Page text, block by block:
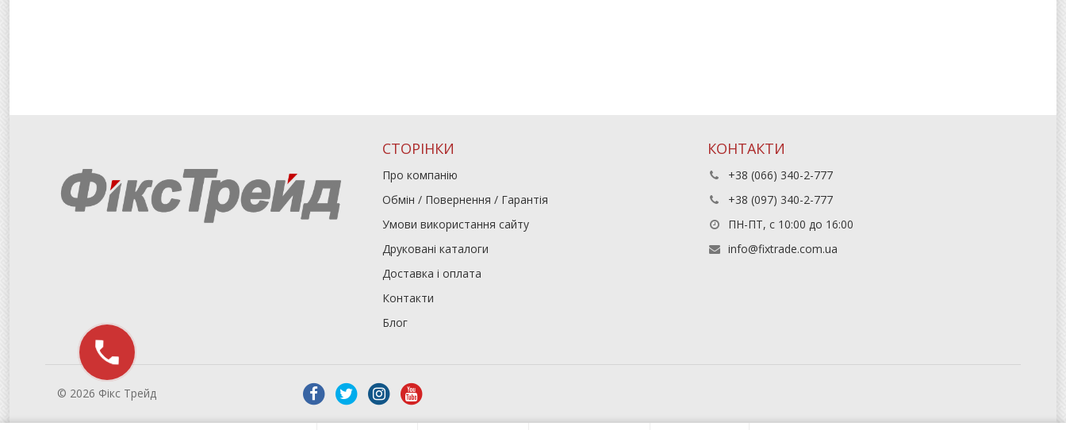
СТОРІНКИ
Про компанію
Обмін / Повернення / Гарантія
Умови використання сайту
Друковані каталоги
Доставка і оплата
Контакти
Блог
КОНТАКТИ
+38 (066) 340-2-777
+38 (097) 340-2-777
ПН-ПТ, с 10:00 до 16:00
info@fixtrade.com.ua
© 2026 Фікс Трейд